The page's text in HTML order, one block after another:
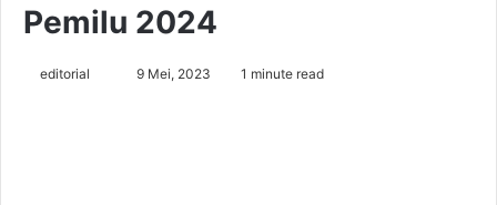
Pemilu 2024
editorial
Send9 Mei, 2023 1 minute read